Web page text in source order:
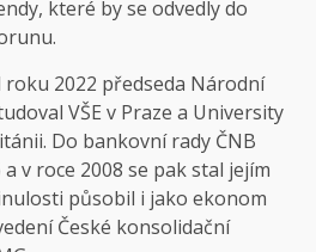
které by se odvedly do
2022 předseda Národní
VŠE v Praze a University
Do bankovní rady ČNB
v roce 2008 se pak stal jejím
působil i jako ekonom
České konsolidační